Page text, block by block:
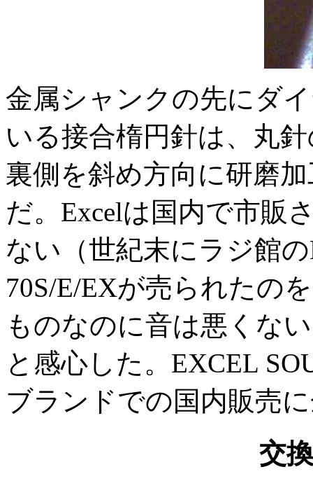
金属シャンクの先にダ
いる接合楕円針は、丸
裏側を斜め方向に研磨
だ。Excelは国内で市販
ない（世紀末にラジ館
70S/E/EXが売られたの
ものなのに音は悪くな
と感心した。EXCEL
ブランドでの国内販売
交